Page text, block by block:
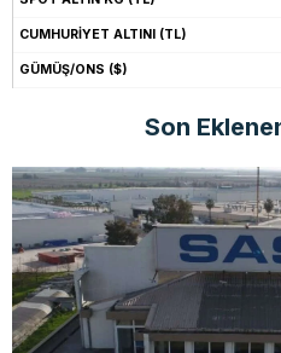
CUMHURİYET ALTINI (TL)
GÜMÜŞ/ONS ($)
Son